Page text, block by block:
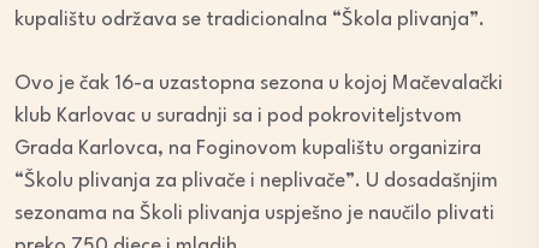
kupalištu održava se tradicionalna “Škola plivanja”.
Ovo je čak 16-a uzastopna sezona u kojoj Mačevalački
klub Karlovac u suradnji sa i pod pokroviteljstvom
Grada Karlovca, na Foginovom kupalištu organizira
“Školu plivanja za plivače i neplivače”. U dosadašnjim
sezonama na Školi plivanja uspješno je naučilo plivati